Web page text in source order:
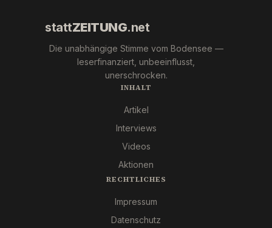
stattZEITUNG.net
Die unabhängige Stimme vom Bodensee —
leserfinanziert, unbeeinflusst,
unerschrocken.
INHALT
Artikel
Interviews
Videos
Aktionen
RECHTLICHES
Impressum
Datenschutz